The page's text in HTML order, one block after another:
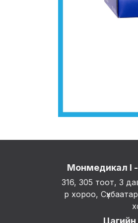
Монмедикал I -
316, 305 тоот, 3
р хороо,